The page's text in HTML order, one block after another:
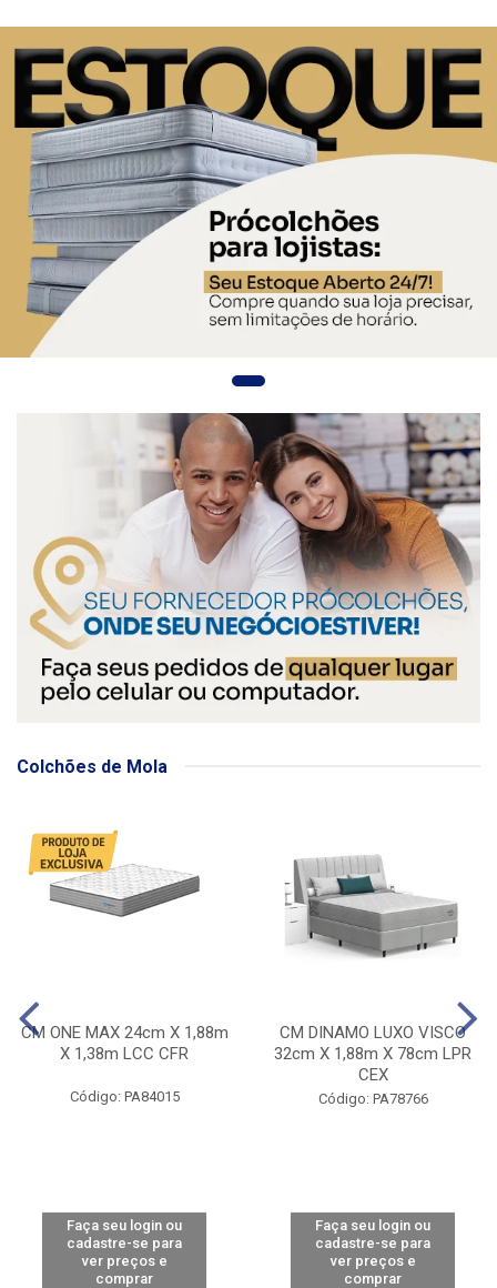
Colchões de Mola
CM ONE MAX 24cm X 1,88m
X 1,38m LCC CFR
Código: PA84015
Faça seu login ou
cadastre-se para
ver preços e
comprar
CM DINAMO LUXO VISCO
32cm X 1,88m X 78cm LPR
CEX
Código: PA78766
Faça seu login ou
cadastre-se para
ver preços e
comprar